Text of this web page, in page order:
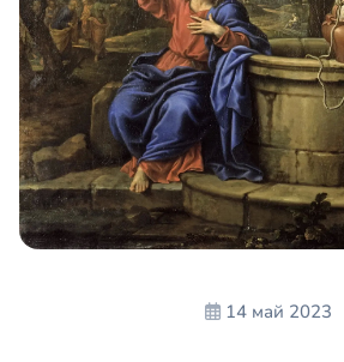
14 май 2023